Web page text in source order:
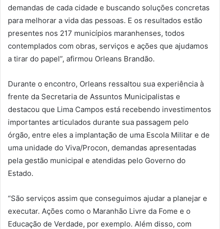
demandas de cada cidade e buscando soluções concretas
para melhorar a vida das pessoas. E os resultados estão
presentes nos 217 municípios maranhenses, todos
contemplados com obras, serviços e ações que ajudamos
a tirar do papel”, afirmou Orleans Brandão.
Durante o encontro, Orleans ressaltou sua experiência à
frente da Secretaria de Assuntos Municipalistas e
destacou que Lima Campos está recebendo investimentos
importantes articulados durante sua passagem pelo
órgão, entre eles a implantação de uma Escola Militar e de
uma unidade do Viva/Procon, demandas apresentadas
pela gestão municipal e atendidas pelo Governo do
Estado.
“São serviços assim que conseguimos ajudar a planejar e
executar. Ações como o Maranhão Livre da Fome e o
Educação de Verdade, por exemplo. Além disso, com